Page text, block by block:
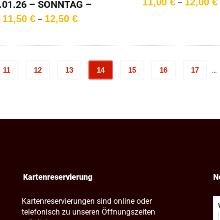
– SONNTAG –
15:15 Uhr
11,50 € – 12,50 €Preisspanne:
12,50 €
–
11 12 13 14 15 16 17 …
Kartenreservierung
Kartenreservierungen sind online oder
telefonisch zu unseren Öffnungszeiten